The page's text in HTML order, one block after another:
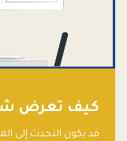
كيف تعرض
قد يكون التحدث إلى